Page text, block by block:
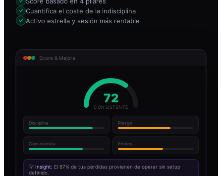
Cuantifica el coste de la indisciplina
Activo estrella y sesión más rentable
Score & Mejora
72
CONSISTENTE
Disciplina Riesgo
Consistencia Errores
💡 Insight: El 67% de tus pérdidas provienen de operar sin setup
definido.